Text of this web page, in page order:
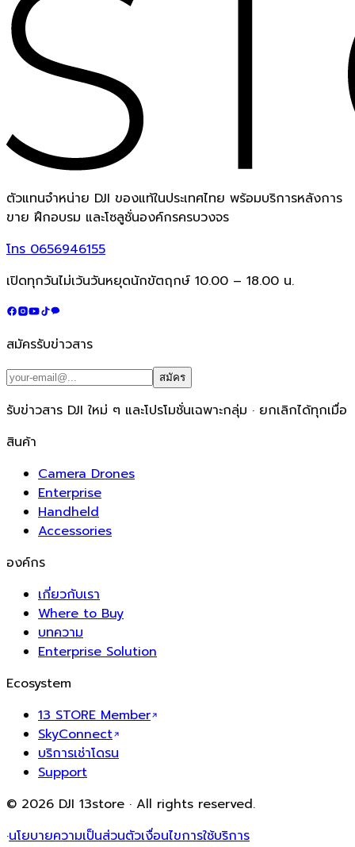
ตัวแทนจำหน่าย DJI ของแท้ในประเทศไทย พร้อมบริการหลังการ
ขาย ฝึกอบรม และโซลูชั่นองค์กรครบวงจร
โทร0656946155
เปิดทุกวันไม่เว้นวันหยุดนักขัตฤกษ์ 10.00 – 18.00 น.
สมัครรับข่าวสาร
สมัคร
รับข่าวสาร DJI ใหม่ ๆ และโปรโมชั่นเฉพาะกลุ่ม · ยกเลิกได้ทุกเมื่อ
สินค้า
Camera Drones
Enterprise
Handheld
Accessories
องค์กร
เกี่ยวกับเรา
Where to Buy
บทความ
Enterprise Solution
Ecosystem
13 STORE Member
SkyConnect
บริการเช่าโดรน
Support
© 2026 DJI 13store · All rights reserved.
·นโยบายความเป็นส่วนตัวเงื่อนไขการใช้บริการ